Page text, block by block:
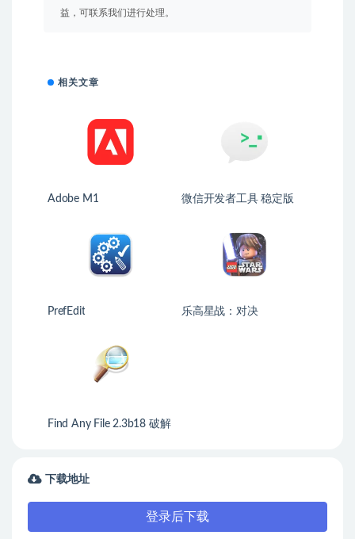
益，可联系我们进行处理。
相关文章
Adobe M1 微信开发者工具 稳定版
PrefEdit 乐高星战：对决
Find Any File 2.3b18 破解
下载地址
登录后下载